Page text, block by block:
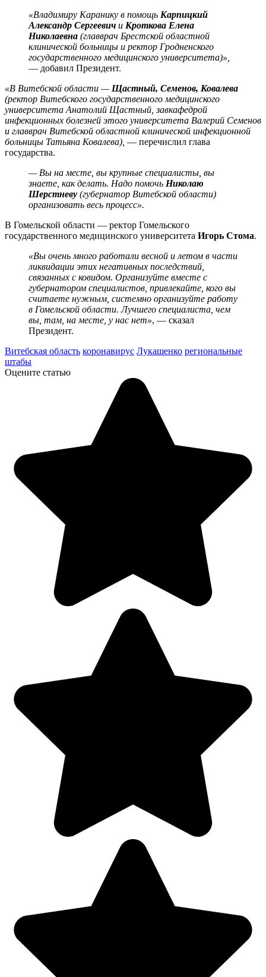
«Владимиру Каранику в помощь Карпицкий
Александр Сергеевич и Кроткова Елена
Николаевна (главврач Брестской областной
клинической больницы и ректор Гродненского
государственного медицинского университета)»,
— добавил Президент.
«В Витебской области — Щастный, Семенов, Ковалева
(ректор Витебского государственного медицинского
университета Анатолий Щастный, завкафедрой
инфекционных болезней этого университета Валерий Семенов
и главврач Витебской областной клинической инфекционной
больницы Татьяна Ковалева), — перечислил глава
государства.
— Вы на месте, вы крупные специалисты, вы
знаете, как делать. Надо помочь Николаю
Шерстневу (губернатор Витебской области)
организовать весь процесс».
В Гомельской области — ректор Гомельского
государственного медицинского университета Игорь Стома.
«Вы очень много работали весной и летом в части
ликвидации этих негативных последствий,
связанных с ковидом. Организуйте вместе с
губернатором специалистов, привлекайте, кого вы
считаете нужным, системно организуйте работу
в Гомельской области. Лучшего специалиста, чем
вы, там, на месте, у нас нет», — сказал
Президент.
Витебская область коронавирус Лукашенко региональные
штабы
Оцените статью